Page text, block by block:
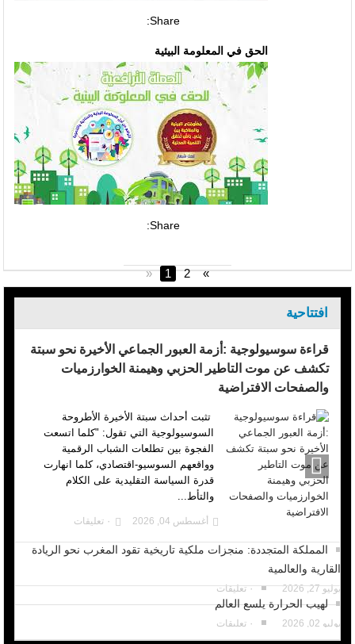
Share:
الحق في المعلومة البيئية
Share:
« 1 2 »
افتتاحية
قراءة سوسيولوجية :أزمة العبور الجماعي الأخيرة نحو سبتة
تكشف عن موت التاطير الحزبي وهيمنة الخوارزميات
والصفحات الافتراضية
تثبت أحداث سبتة الأخيرة الأطروحة
السوسيولوجية التي تقول: "كلما اتسعت
الفجوة بين تطلعات الشباب الرقمية
وواقعهم السوسيو-اقتصادي، كلما انهارت
قدرة السياسة التقليدية على الكلام
والتأط...
أغسطس 04, 2026 ٠ تعليقات
المملكة المتجددة: منجزات ملكية تاريخية تقود المغرب نحو الريادة
القارية والعالمية
يوليو 27, 2026 ٠ تعليقات
لهيب الحرارة يلسع العالم
يوليو 02, 2026 ٠ تعليقات